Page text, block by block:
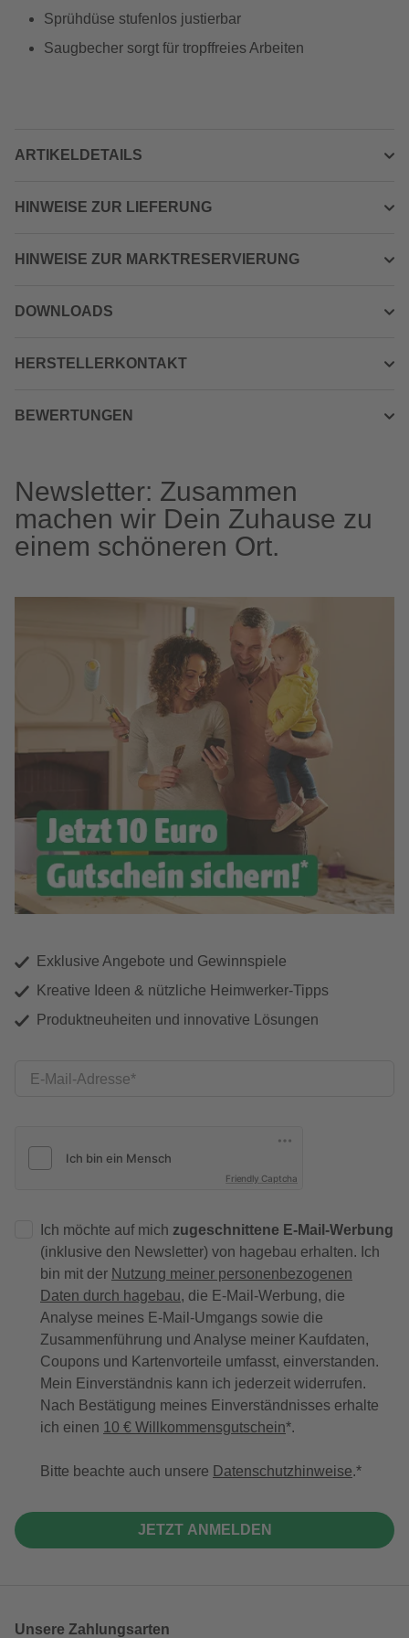
Sprühdüse stufenlos justierbar
Saugbecher sorgt für tropffreies Arbeiten
ARTIKELDETAILS
HINWEISE ZUR LIEFERUNG
HINWEISE ZUR MARKTRESERVIERUNG
DOWNLOADS
HERSTELLERKONTAKT
BEWERTUNGEN
Newsletter: Zusammen
machen wir Dein Zuhause zu
einem schöneren Ort.
Exklusive Angebote und Gewinnspiele
Kreative Ideen & nützliche Heimwerker-Tipps
Produktneuheiten und innovative Lösungen
E-Mail-Adresse
Friendly Captcha
Ich möchte auf mich zugeschnittene E-Mail-Werbung
(inklusive den Newsletter) von hagebau erhalten. Ich
bin mit der Nutzung meiner personenbezogenen
Daten durch hagebau, die E-Mail-Werbung, die
Analyse meines E-Mail-Umgangs sowie die
Zusammenführung und Analyse meiner Kaufdaten,
Coupons und Kartenvorteile umfasst, einverstanden.
Mein Einverständnis kann ich jederzeit widerrufen.
Nach Bestätigung meines Einverständnisses erhalte
ich einen 10 € Willkommensgutschein*.
Bitte beachte auch unsere Datenschutzhinweise.
JETZT ANMELDEN
Unsere Zahlungsarten